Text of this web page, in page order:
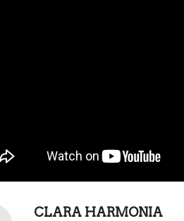
CLARA HARMONIA